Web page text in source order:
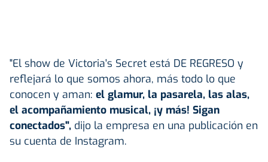
"El show de Victoria's Secret está DE REGRESO y
reflejará lo que somos ahora, más todo lo que
conocen y aman: el glamur, la pasarela, las alas,
el acompañamiento musical, ¡y más! Sigan
conectados", dijo la empresa en una publicación en
su cuenta de Instagram.